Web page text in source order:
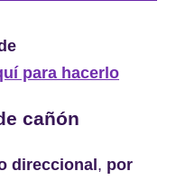
para hacerlo
cañón
direccional, por